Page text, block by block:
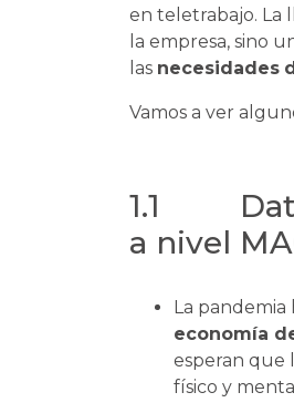
en teletrabajo. La
la empresa, sino
las necesidades
Vamos a ver
1.1
a nivel
La
economía
esperan que
físico y